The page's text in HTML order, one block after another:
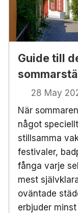
Guide till
28 May
När
något
stillsamma
festivaler,
fånga varje
mest
oväntade
erbjuder